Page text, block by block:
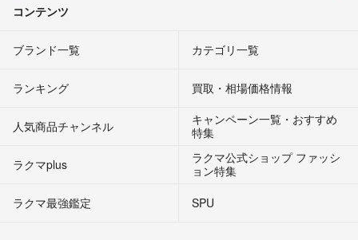
コンテンツ
ブランド一覧 カテゴリ一覧
ランキング 買取・相場価格情報
人気商品チャンネル
キャンペーン一覧・おすすめ
特集
ラクマplus
ラクマ公式ショップ ファッシ
ョン特集
ラクマ最強鑑定
SPU